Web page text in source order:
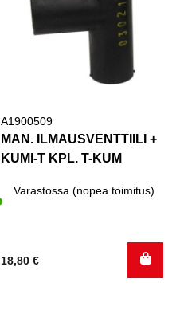
A1900509
MAN. ILMAUSVENTTIILI +
KUMI-T KPL. T-KUM
Varastossa (nopea toimitus)
18,80 €